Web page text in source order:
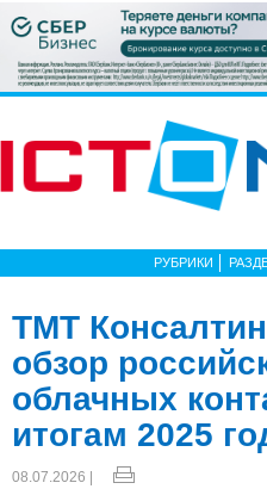
РУБРИКИ
ТМТ
обзор
облачных
итогам 2025
08.07.2026 |